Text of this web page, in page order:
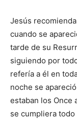
Jesús
cuando se
tarde de su
siguiendo por
refería a él en
noche se
estaban los Once
se cum­pliera